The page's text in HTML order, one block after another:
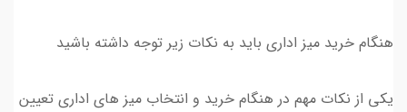
هنگام خرید میز اداری باید به نکات زیر توجه داشته باشید
یکی از نکات مهم در هنگام خرید و انتخاب میز های اداری تعیین